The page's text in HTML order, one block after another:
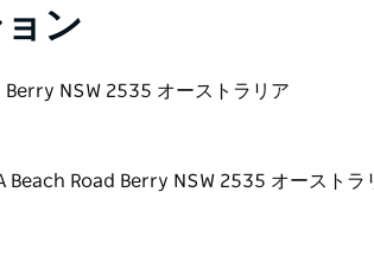
は日常から隔絶された世界のような雰囲気
散策したり、地元の食材を試食したり、
ン
Berry NSW 2535 オーストラリア